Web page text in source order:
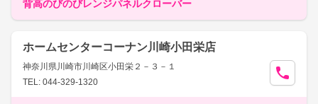
背高のびのびレンジパネルクローバー
ホームセンターコーナン川崎小田栄店
神奈川県川崎市川崎区小田栄２－３－１
TEL: 044-329-1320